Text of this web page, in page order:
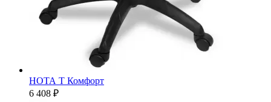
НОТА Т Комфорт
6 408 ₽